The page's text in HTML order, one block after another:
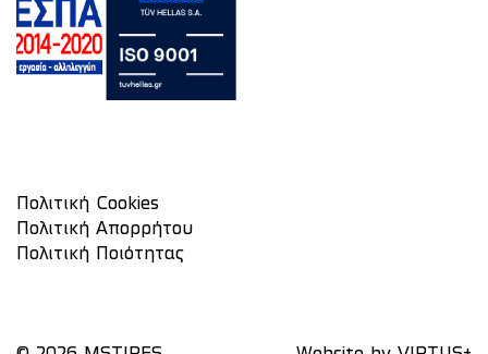
Πολιτική Cookies
Πολιτική Απορρήτου
Πολιτική Ποιότητας